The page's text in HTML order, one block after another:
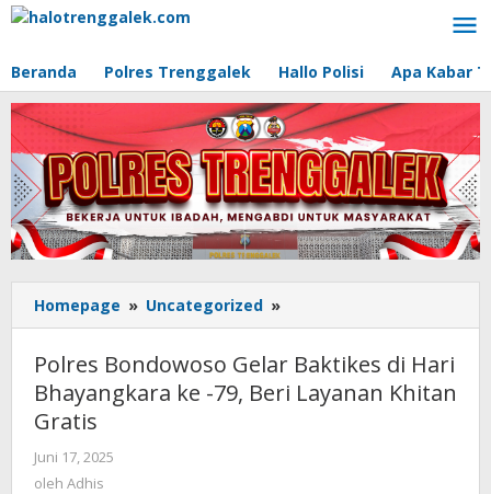
Lewati
Beranda Polres Trenggalek Hallo Polisi Apa Kabar
Homepage » Uncategorized »
Bondowoso
Baktikes
di
Polres Bondowoso Gelar Baktikes di Hari
Bhayangkara ke -79, Beri Layanan Khitan
Gratis
Juni 17, 2025
oleh Adhis